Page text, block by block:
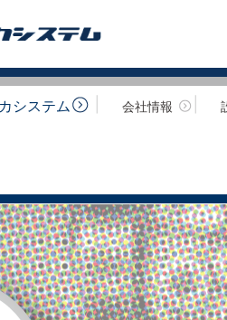
システム 会社情報